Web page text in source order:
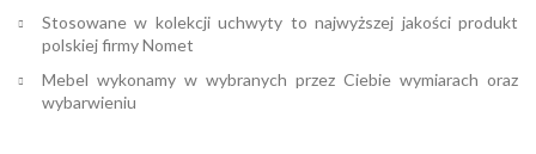
Stosowane w kolekcji uchwyty to najwyższej jakości produkt
polskiej firmy Nomet
Mebel wykonamy w wybranych przez Ciebie wymiarach oraz
wybarwieniu